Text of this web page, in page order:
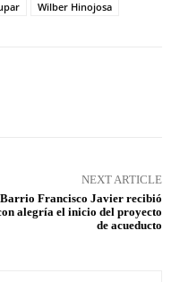
Wilber Hinojosa
NEXT ARTICLE
Barrio Francisco Javier recibió
alegría el inicio del proyecto
de acueducto